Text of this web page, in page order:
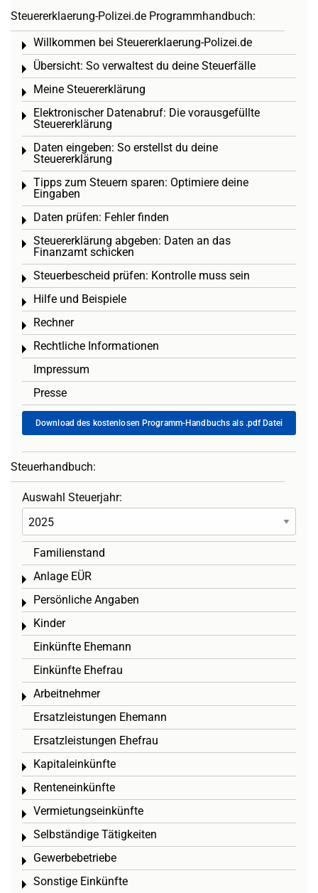
Steuererklaerung-Polizei.de Programmhandbuch:
Willkommen bei Steuererklaerung-Polizei.de
Toggle menu
Übersicht: So verwaltest du deine Steuerfälle
Toggle menu
Meine Steuererklärung
Toggle menu
Elektronischer Datenabruf: Die vorausgefüllte
Steuererklärung
Toggle menu
Daten eingeben: So erstellst du deine
Steuererklärung
Toggle menu
Tipps zum Steuern sparen: Optimiere deine
Eingaben
Toggle menu
Daten prüfen: Fehler finden
Toggle menu
Steuererklärung abgeben: Daten an das
Finanzamt schicken
Toggle menu
Steuerbescheid prüfen: Kontrolle muss sein
Toggle menu
Hilfe und Beispiele
Toggle menu
Rechner
Toggle menu
Rechtliche Informationen
Toggle menu
Impressum
Presse
Download des kostenlosen Programm-Handbuchs als .pdf Datei
Steuerhandbuch:
Auswahl Steuerjahr:
Familienstand
Anlage EÜR
Toggle menu
Persönliche Angaben
Toggle menu
Kinder
Toggle menu
Einkünfte Ehemann
Einkünfte Ehefrau
Arbeitnehmer
Toggle menu
Ersatzleistungen Ehemann
Ersatzleistungen Ehefrau
Kapitaleinkünfte
Toggle menu
Renteneinkünfte
Toggle menu
Vermietungseinkünfte
Toggle menu
Selbständige Tätigkeiten
Toggle menu
Gewerbebetriebe
Toggle menu
Sonstige Einkünfte
Toggle menu